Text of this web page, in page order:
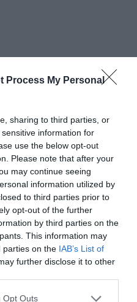
Process My Personal
sharing to third parties, or
information for
use the below opt-out
Please note that after your
may continue seeing
information utilized by
to third parties prior to
opt-out of the further
by third parties on the
This information may
parties on the IAB’s List of
further disclose it to other
Opt Outs